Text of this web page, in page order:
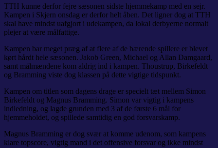
TTH kunne derfor fejre sæsonen sidste hjemmekamp med en sejr.
Kampen i Skjern onsdag er derfor helt åben. Det ligner dog at TTH
skal have mindst uafgjort i udekampen, da lokal derbyerne normalt
plejer at være målfattige.
Kampen bar meget præg af at flere af de bærende spillere er blevet
kørt hårdt hele sæsonen. Jakob Green, Michael og Allan Damgaard,
samt målmændene kom aldrig ind i kampen. Thoustrup, Birkefeldt
og Bramming viste dog klassen på dette vigtige tidspunkt.
Kampen om titlen som dagens drage er specielt tæt mellem Simon
Birkefeldt og Magnus Bramming. Simon var vigtig i kampens
indledning, og lagde grunden med 3 af de første 6 mål for
hjemmeholdet, og spillede samtidig en god forsvarskamp.
Magnus Bramming er dog svær at komme udenom, som kampens
klare topscore, vigtig mand i det offensive forsvar og ikke mindst